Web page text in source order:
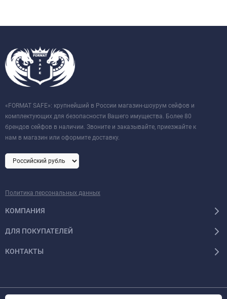
«FORMAT SAFE»: крупнейший в России магазин-шоурум сейфов и
комплектующих для безопасности Вашего имущества. Более 80
брендов сейфов в наличии. Звоните и заказывайте, приезжайте к
нам в магазин или оформите доставку.
Политика персональных данных
КОМПАНИЯ
ДЛЯ ПОКУПАТЕЛЕЙ
КОНТАКТЫ